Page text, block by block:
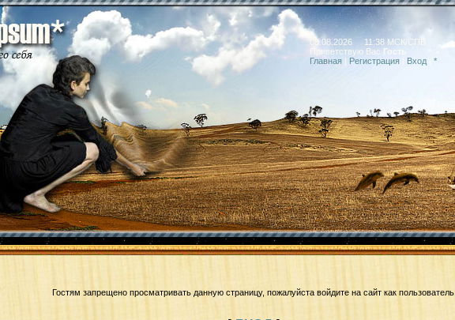
08.08.2026 11:38 МСК/СПБ
Приветствую Вас Гость
Главная | Регистрация Вход *
Гостям запрещено просматривать данную страницу, пожалуйста войдите на сайт как пользователь.